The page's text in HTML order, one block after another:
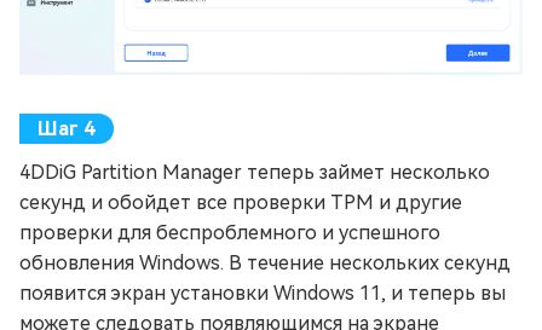
4DDiG Partition Manager теперь займет несколько
секунд и обойдет все проверки TPM и другие
проверки для беспроблемного и успешного
обновления Windows. В течение нескольких секунд
появится экран установки Windows 11, и теперь вы
можете следовать появляющимся на экране